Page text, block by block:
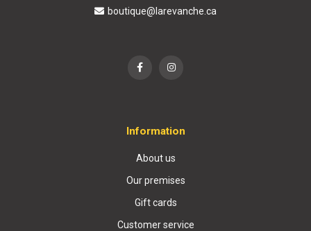
boutique@larevanche.ca
Information
About us
Our premises
Gift cards
Customer service